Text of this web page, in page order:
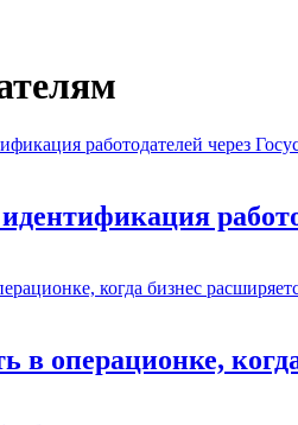
в операционке,